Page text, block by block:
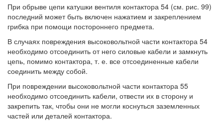
При обрыве цепи катушки вентиля контактора 54 (см. рис. 99)
последний может быть включен нажатием и закреплением
грибка при помощи постороннего предмета.
В случаях повреждения высоковольтной части контактора 54
необходимо отсоединить от него силовые кабели и замкнуть
цепь, помимо контактора, т. е. все отсоединенные кабели
соединить между собой.
При повреждении высоковольтной части контактора 55
необходимо отсоединить кабели, отвести их в сторону и
закрепить так, чтобы они не могли коснуться заземленных
частей или деталей контактора.